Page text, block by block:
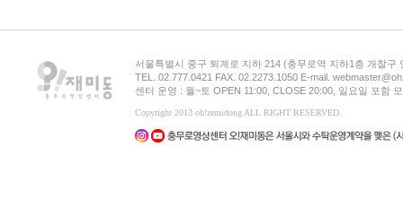
서울특별시 중구 퇴계로 지하 214 (충무로역 지하1층 개찰구
TEL. 02.777.0421 FAX. 02.2273.1050 E-mail.
센터 운영 : 월~토 OPEN 11:00, CLOSE 20:00, 일요일 포함
Copyright 2013 oh!zemidong ALL RIGHT RESERVED.